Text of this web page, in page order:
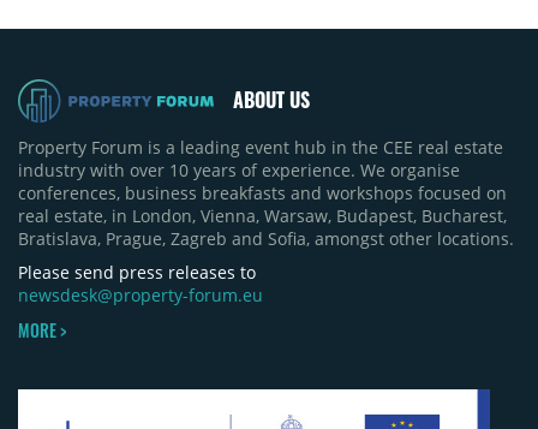
ABOUT US
Property Forum is a leading event hub in the CEE real estate
industry with over 10 years of experience. We organise
conferences, business breakfasts and workshops focused on
real estate, in London, Vienna, Warsaw, Budapest, Bucharest,
Bratislava, Prague, Zagreb and Sofia, amongst other locations.
Please send press releases to
newsdesk@property-forum.eu
MORE >